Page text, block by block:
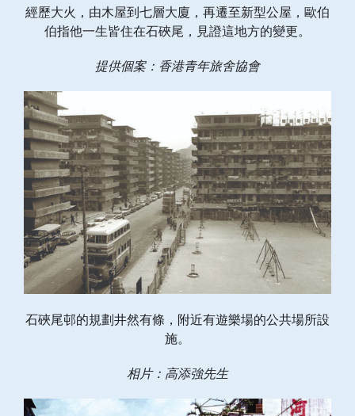
經歷大火，由木屋到七層大廈，再遷至新型公屋，歐伯
伯指他一生皆住在石硤尾，見證這地方的變更。
提供個案：香港青年旅舍協會
石硤尾邨的規劃井然有條，附近有遊樂場的公共場所設
施。
相片：高添強先生